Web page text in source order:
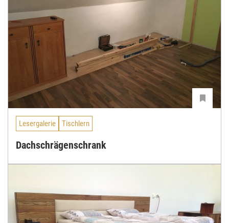
Lesergalerie Tischlern
Dachschrägenschrank